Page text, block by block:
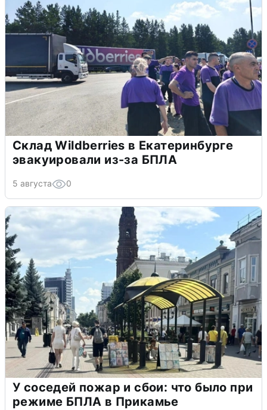
Склад Wildberries в Екатеринбурге
эвакуировали из-за БПЛА
5 августа 0
У соседей пожар и сбои: что было при
режиме БПЛА в Прикамье